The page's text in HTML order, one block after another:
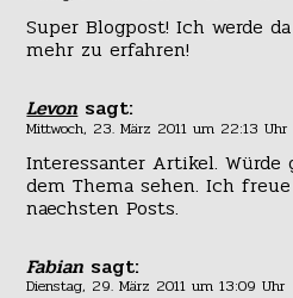
Super Blogpost! Ich werde
mehr zu erfahren!
Levon sagt:
Mittwoch, 23. März 2011 um 22:13 Uhr
Interessanter Artikel. Würde
dem Thema sehen. Ich
naechsten Posts.
Fabian sagt:
Dienstag, 29. März 2011 um 13:09 Uhr